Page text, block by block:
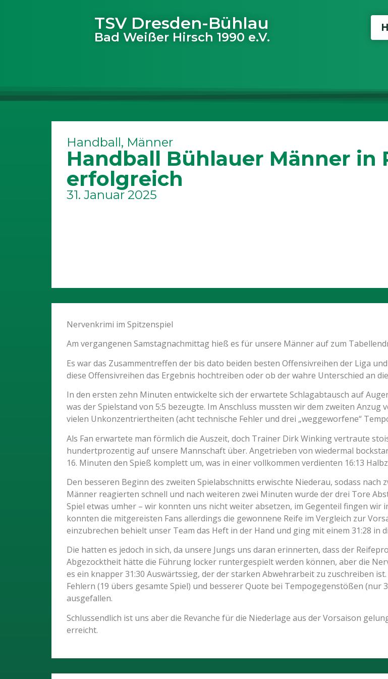
TSV Dresden-Bühlau
Bad Weißer Hirsch 1990 e.V.
Handball, Männer
Handball Bühlauer Männer in
erfolgreich
31. Januar 2025
Nervenkrimi im Spitzenspiel
Am vergangenen Samstagnachmittag hieß es für unsere Männer auf zum
Es war das Zusammentreffen der bis dato beiden besten Offensivreihen der Liga
diese Offensivreihen das Ergebnis hochtreiben oder ob der wahre Unterschied an
In den ersten zehn Minuten entwickelte sich der erwartete Schlagabtausch auf
was der Spielstand von 5:5 bezeugte. Im Anschluss mussten wir dem zweiten
vielen Unkonzentriertheiten (acht technische Fehler und drei „weggeworfene“
Als Fan erwartete man förmlich die Auszeit, doch Trainer Dirk Winking vertraute
hundertprozentig auf unsere Mannschaft über. Angetrieben von wiedermal
16. Minuten den Spieß komplett um, was in einer vollkommen verdienten 16:13
Den besseren Beginn des zweiten Spielabschnitts erwischte Niederau, sodass
Männer reagierten schnell und nach weiteren zwei Minuten wurde der drei Tore
Spiel etwas umher – wir konnten uns nicht weiter absetzen, im Gegenteil fingen wir
konnten die mitgereisten Fans allerdings die gewonnene Reife im Vergleich zur
einzubrechen behielt unser Team das Heft in der Hand und ging mit einem 31:28 in
Die hatten es jedoch in sich, da unsere Jungs uns daran erinnerten, dass der
Abgezocktheit hätte die Führung locker runtergespielt werden können, aber die
es ein knapper 31:30 Auswärtssieg, der der starken Abwehrarbeit zu zuschreiben
Fehlern (19 übers gesamte Spiel) und besserer Quote bei Tempogegenstößen (nur
ausgefallen.
Schlussendlich ist uns aber die Revanche für die Niederlage aus der Vorsaison
erreicht.